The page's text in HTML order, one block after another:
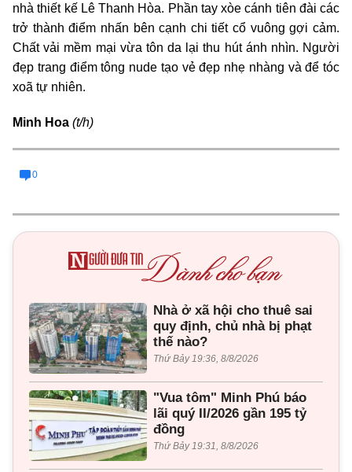
nhà thiết kế Lê Thanh Hòa. Phần tay xòe cánh tiên đài các
trở thành điểm nhấn bên cạnh chi tiết cổ vuông gợi cảm.
Chất vải mềm mại vừa tôn da lại thu hút ánh nhìn. Người
đẹp trang điểm tông nude tạo vẻ đẹp nhẹ nhàng và để tóc
xoã tự nhiên.
Minh Hoa (t/h)
0
Nhà ở xã hội cho thuê sai
quy định, chủ nhà bị phạt
thế nào?
Thứ Bảy 19:36, 8/8/2026
"Vua tôm" Minh Phú báo
lãi quý II/2026 gần 195 tỷ
đồng
Thứ Bảy 19:31, 8/8/2026